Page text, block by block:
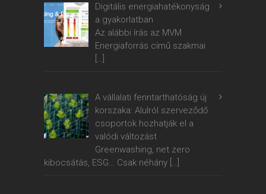
Digitális energiahatékonyság
a gyakorlatban
Az alábbi írás az MVM
Energiaforrás című szakmai
A vállalati fenntarthatóság új
korszaka: Alulról szerveződő
csoportok hozhatják el a
valódi változást
Greenwashing, net zero
kibocsátás, ESG… Csak néhány […]